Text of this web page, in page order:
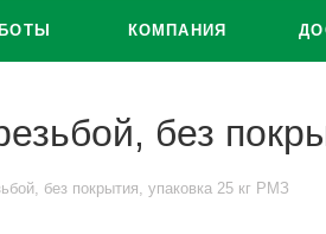
КОМПАНИЯ
без
без покрытия, упаковка 25 кг РМЗ